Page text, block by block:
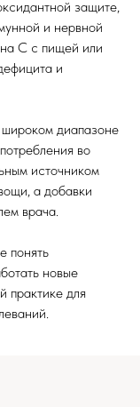
защите,
и нервной
С с пищей или
и
диапазоне
во
источником
а добавки
врача.
понять
новые
практике для